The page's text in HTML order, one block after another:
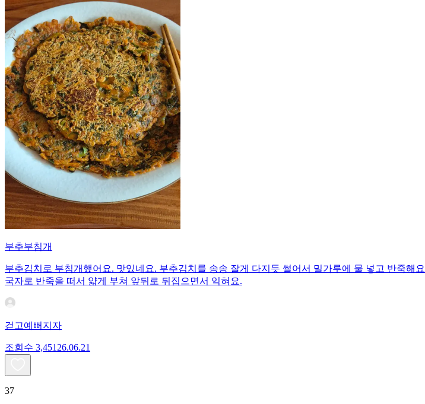
부추부침개
부추김치로 부침개했어요. 맛있네요. 부추김치를 송송 잘게 다지듯 썰어서 밀가루에 물 넣고 반죽
국자로 반죽을 떠서 얇게 부쳐 앞뒤로 뒤집으면서 익혀요.
걷고예뻐지자
조회수 3,451 26.06.21
37